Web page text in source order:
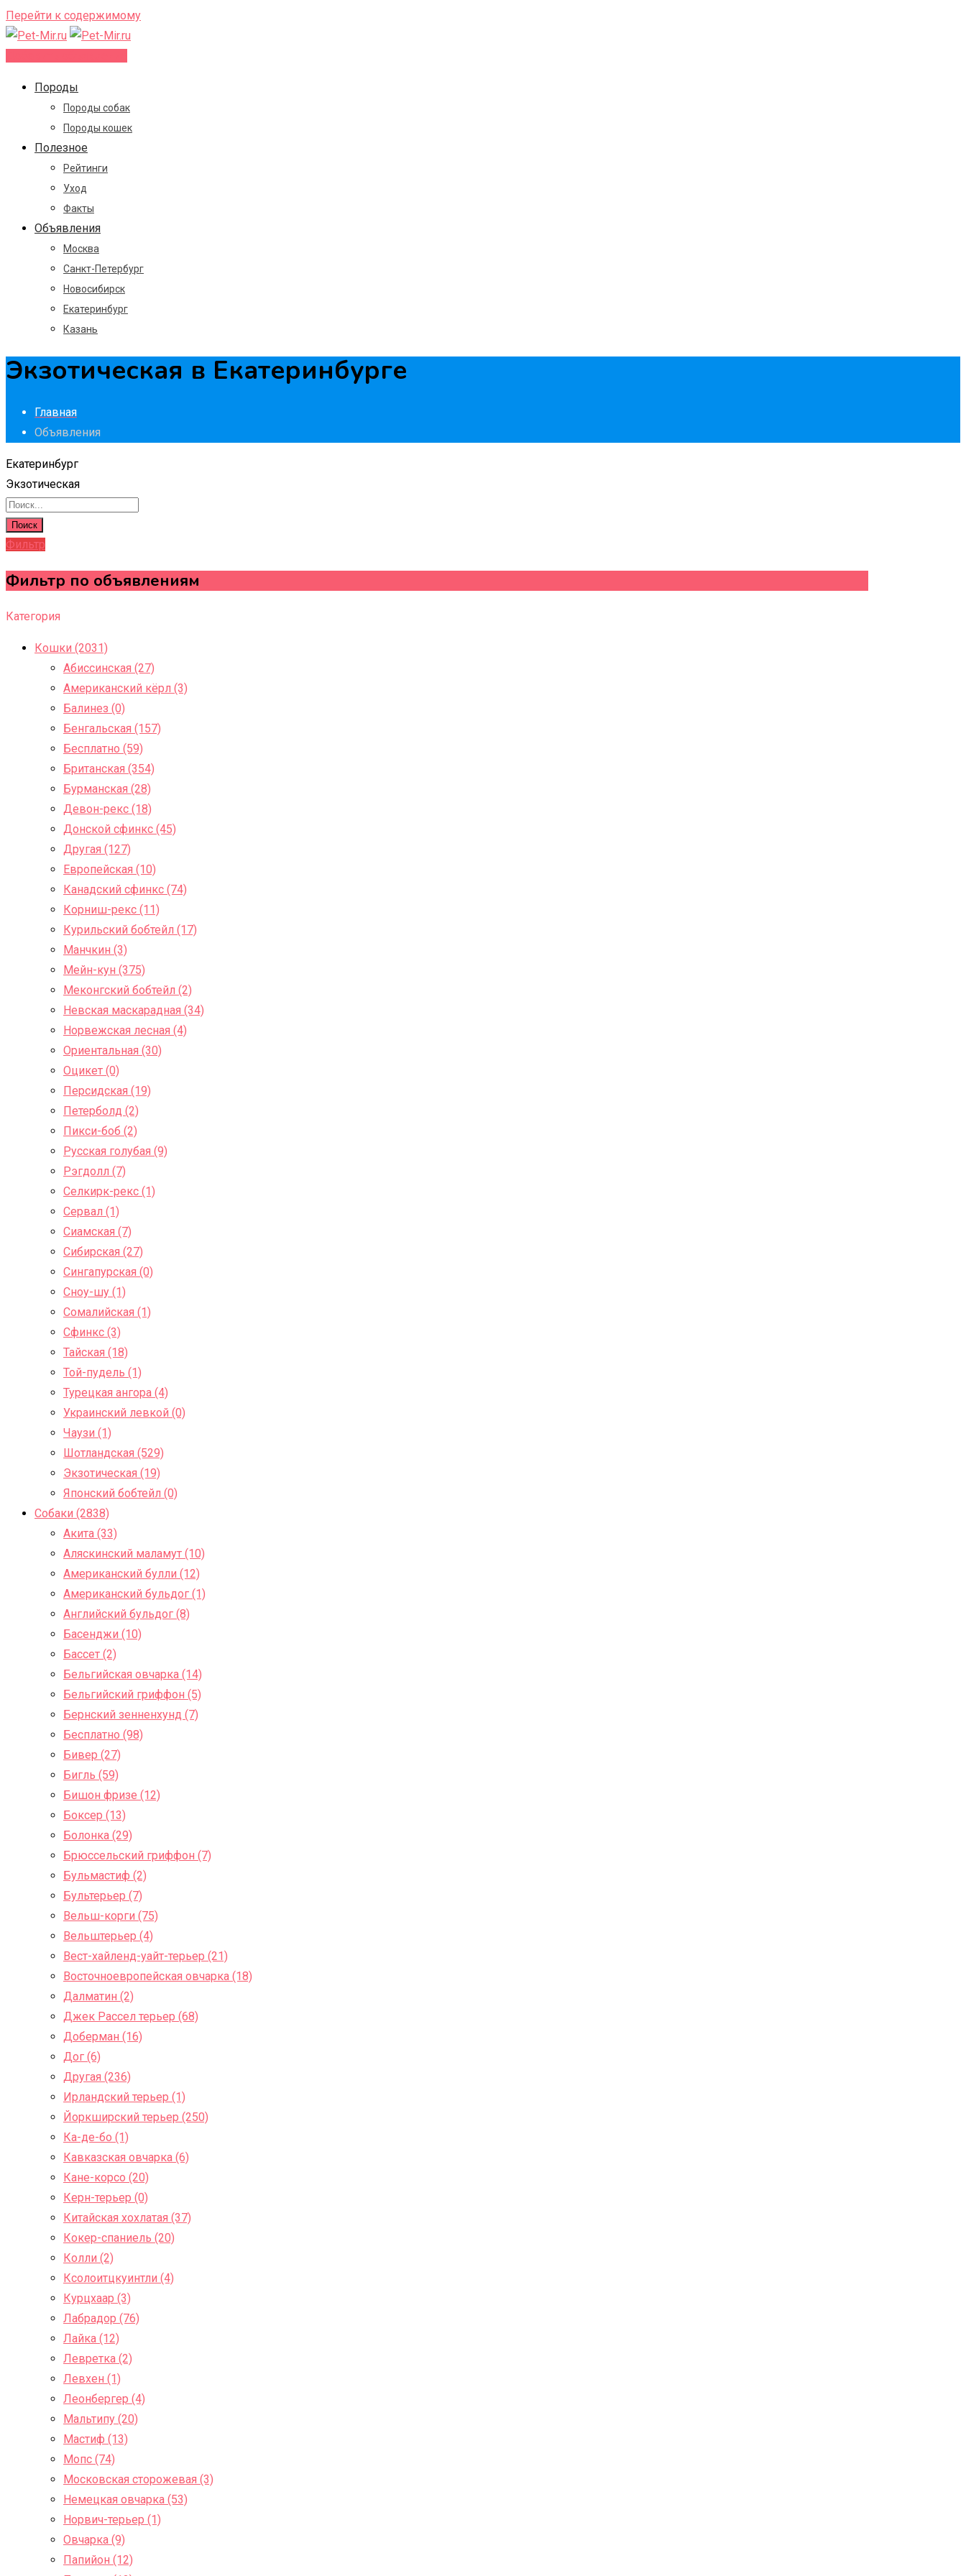
Перейти к содержимому
Породы
Породы собак
Породы кошек
Полезное
Рейтинги
Уход
Факты
Объявления
Москва
Санкт-Петербург
Новосибирск
Екатеринбург
Казань
Экзотическая в Екатеринбурге
Главная
Объявления
Екатеринбург
Экзотическая
Поиск
Фильтр
Фильтр по объявлениям
Категория
Кошки (2031)
Абиссинская (27)
Американский кёрл (3)
Балинез (0)
Бенгальская (157)
Бесплатно (59)
Британская (354)
Бурманская (28)
Девон-рекс (18)
Донской сфинкс (45)
Другая (127)
Европейская (10)
Канадский сфинкс (74)
Корниш-рекс (11)
Курильский бобтейл (17)
Манчкин (3)
Мейн-кун (375)
Меконгский бобтейл (2)
Невская маскарадная (34)
Норвежская лесная (4)
Ориентальная (30)
Оцикет (0)
Персидская (19)
Петерболд (2)
Пикси-боб (2)
Русская голубая (9)
Рэгдолл (7)
Селкирк-рекс (1)
Сервал (1)
Сиамская (7)
Сибирская (27)
Сингапурская (0)
Сноу-шу (1)
Сомалийская (1)
Сфинкс (3)
Тайская (18)
Той-пудель (1)
Турецкая ангора (4)
Украинский левкой (0)
Чаузи (1)
Шотландская (529)
Экзотическая (19)
Японский бобтейл (0)
Собаки (2838)
Акита (33)
Аляскинский маламут (10)
Американский булли (12)
Американский бульдог (1)
Английский бульдог (8)
Басенджи (10)
Бассет (2)
Бельгийская овчарка (14)
Бельгийский гриффон (5)
Бернский зенненхунд (7)
Бесплатно (98)
Бивер (27)
Бигль (59)
Бишон фризе (12)
Боксер (13)
Болонка (29)
Брюссельский гриффон (7)
Бульмастиф (2)
Бультерьер (7)
Вельш-корги (75)
Вельштерьер (4)
Вест-хайленд-уайт-терьер (21)
Восточноевропейская овчарка (18)
Далматин (2)
Джек Рассел терьер (68)
Доберман (16)
Дог (6)
Другая (236)
Ирландский терьер (1)
Йоркширский терьер (250)
Ка-де-бо (1)
Кавказская овчарка (6)
Кане-корсо (20)
Керн-терьер (0)
Китайская хохлатая (37)
Кокер-спаниель (20)
Колли (2)
Ксолоитцкуинтли (4)
Курцхаар (3)
Лабрадор (76)
Лайка (12)
Левретка (2)
Левхен (1)
Леонбергер (4)
Мальтипу (20)
Мастиф (13)
Мопс (74)
Московская сторожевая (3)
Немецкая овчарка (53)
Норвич-терьер (1)
Овчарка (9)
Папийон (12)